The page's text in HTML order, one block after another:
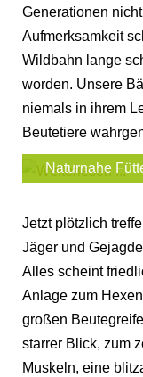
Generationen
Aufmerksamkeit
Wildbahn lange
worden. Unsere
niemals in ihrem
Beutetiere
Naturnahe
Jetzt plötzlich
Jäger und
Alles scheint
Anlage zum
großen
starrer Blick, zum
Muskeln, eine